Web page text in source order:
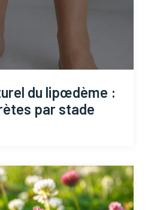
du lipœdème :
par stade